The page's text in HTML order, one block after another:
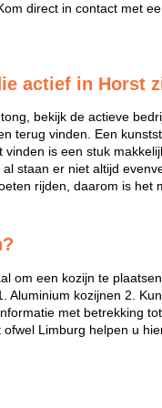
direct in contact met
actief in Horst
bekijk de actieve
terug vinden. Een
is een stuk
staan er niet altijd
rijden, daarom is het
om een kozijn te
Aluminium kozijnen 2.
met betrekking
Limburg helpen u